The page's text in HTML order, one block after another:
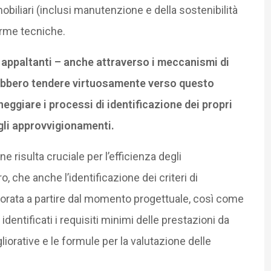
(inclusi manutenzione e della sostenibilità
tecniche.
– anche attraverso i meccanismi di
tendere virtuosamente verso questo
i processi di identificazione dei propri
approvvigionamenti.
risulta cruciale per l’efficienza degli
che anche l’identificazione dei criteri di
a partire dal momento progettuale, così come
i requisiti minimi delle prestazioni da
e le formule per la valutazione delle